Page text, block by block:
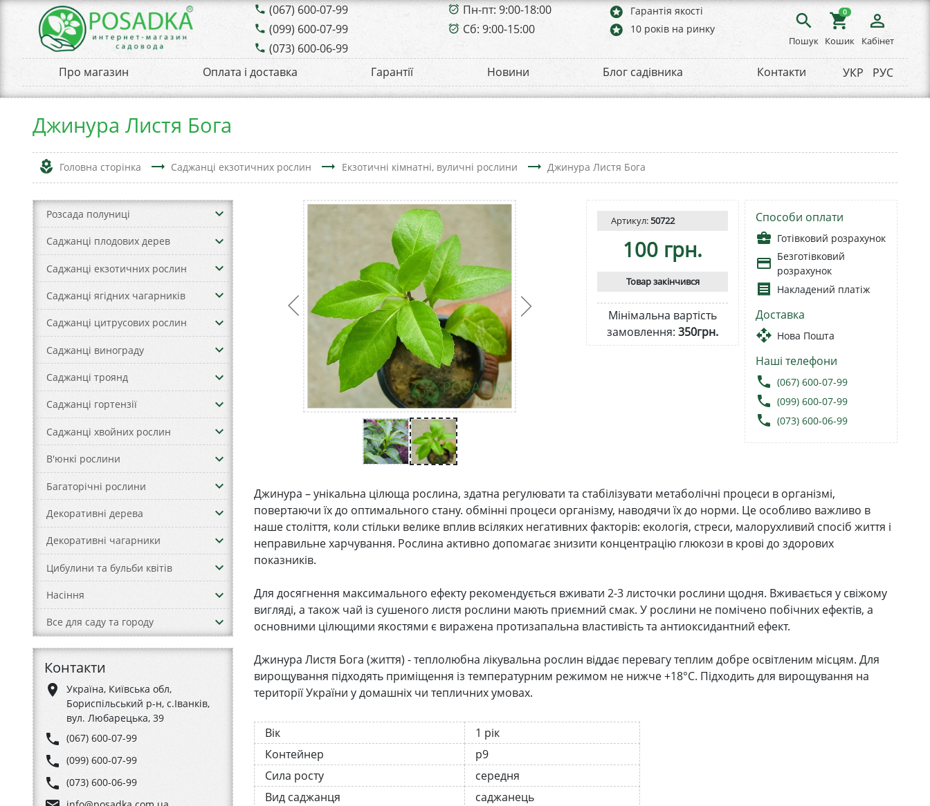
phone (067) 600-07-99
phone (099) 600-07-99
phone (073) 600-06-99
alarm_on Пн-пт: 9:00-18:00
alarm_on Сб: 9:00-15:00
stars Гарантія якості
stars 10 років на ринку search
Пошук
shopping_cart
0
Кошик
person_outline
Кабінет
Про магазин Оплата і доставка Гарантії Новини Блог садівника Контакти УКР РУС
Джинура Листя Бога
local_florist Головна сторінка trending_flat Саджанці екзотичних рослин trending_flat Екзотичні кімнатні, вуличні рослини trending_flat Джинура Листя Бога
Розсада полуниці keyboard_arrow_down
Саджанці плодових дерев keyboard_arrow_down
Саджанці екзотичних рослин keyboard_arrow_down
Саджанці ягідних чагарників keyboard_arrow_down
Саджанці цитрусових рослин keyboard_arrow_down
Саджанці винограду keyboard_arrow_down
Саджанці троянд keyboard_arrow_down
Саджанці гортензії keyboard_arrow_down
Саджанці хвойних рослин keyboard_arrow_down
В'юнкі рослини keyboard_arrow_down
Багаторічні рослини keyboard_arrow_down
Декоративні дерева keyboard_arrow_down
Декоративні чагарники keyboard_arrow_down
Цибулини та бульби квітів keyboard_arrow_down
Насіння keyboard_arrow_down
Все для саду та городу keyboard_arrow_down
Контакти
place
Україна, Київська обл,
Бориспільський р-н, с.Іванків,
вул. Любарецька, 39
phone (067) 600-07-99
phone (099) 600-07-99
phone (073) 600-06-99
Артикул:50722
100 грн.
Товар закінчився
Мінімальна вартість
замовлення: 350грн.
Способи оплати
business_center Готівковий розрахунок
payment Безготівковий
розрахунок
receipt Накладений платіж
Доставка
open_with Нова Пошта
Наші телефони
local_phone (067) 600-07-99
local_phone (099) 600-07-99
local_phone (073) 600-06-99
Джинура – ​​унікальна цілюща рослина, здатна регулювати та стабілізувати метаболічні процеси в організмі,
повертаючи їх до оптимального стану. обмінні процеси організму, наводячи їх до норми. Це особливо важливо в
наше століття, коли стільки велике вплив всіляких негативних факторів: екологія, стреси, малорухливий спосіб життя і
неправильне харчування. Рослина активно допомагає знизити концентрацію глюкози в крові до здорових
показників.
Для досягнення максимального ефекту рекомендується вживати 2-3 листочки рослини щодня. Вживається у свіжому
вигляді, а також чай із сушеного листя рослини мають приємний смак. У рослини не помічено побічних ефектів, а
основними цілющими якостями є виражена протизапальна властивість та антиоксидантний ефект.
Джинура Листя Бога (життя) - теплолюбна лікувальна рослин віддає перевагу теплим добре освітленим місцям. Для
вирощування підходять приміщення із температурним режимом не нижче +18°С. Підходить для вирощування на
території України у домашніх чи тепличних умовах.
Вік
1 рік
Контейнер
р9
Сила росту
середня
Вид саджанця
саджанець